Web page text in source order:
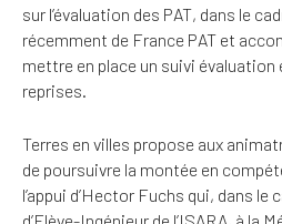
sur l’évaluation des PAT, dans le
récemment de France PAT et
mettre en place un suivi
reprises.
Terres en villes propose aux
de poursuivre la montée en
l’appui d’Hector Fuchs qui, dans le
d’Elève-Ingénieur de l’ISARA, à la